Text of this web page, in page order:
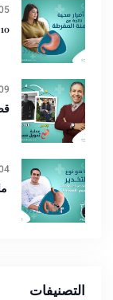
05 يناير
10 أضرار صحية ناتجة عن السمنة المفرطة
09 أغسطس
04 مايو
التصنيفات